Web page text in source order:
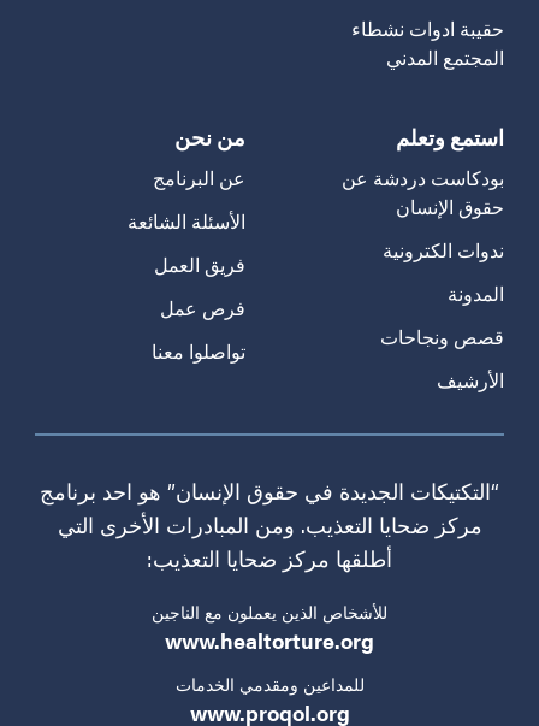
حقيبة ادوات نشطاء
المجتمع المدني
استمع وتعلم
بودكاست دردشة عن
حقوق الإنسان
ندوات الكترونية
المدونة
قصص ونجاحات
الأرشيف
من نحن
عن البرنامج
الأسئلة الشائعة
فريق العمل
فرص عمل
تواصلوا معنا
“التكتيكات الجديدة في حقوق الإنسان” هو احد برنامج
مركز ضحايا التعذيب. ومن المبادرات الأخرى التي
أطلقها مركز ضحايا التعذيب:
للأشخاص الذين يعملون مع الناجين
www.healtorture.org
للمداعين ومقدمي الخدمات
www.proqol.org